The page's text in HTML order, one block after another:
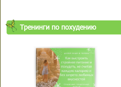
Тренинги по похудению